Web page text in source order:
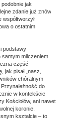
jak
zdanie już znów
o ostatnim
podstawy
samym milczeniem
część
jak pisał „nasz,
chóralnym
Przynależność do
w kontekście
Kościołów, ani nawet
koronie.
kształcie – to